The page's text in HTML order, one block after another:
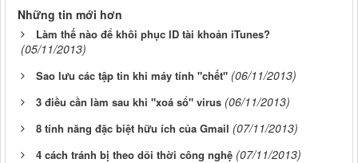
Những tin mới hơn
Làm thế nào để khôi phục ID tài khoản iTunes?
(05/11/2013)
Sao lưu các tập tin khi máy tính "chết" (06/11/2013)
3 điều cần làm sau khi "xoá sổ" virus (06/11/2013)
8 tính năng đặc biệt hữu ích của Gmail (07/11/2013)
4 cách tránh bị theo dõi thời công nghệ (07/11/2013)